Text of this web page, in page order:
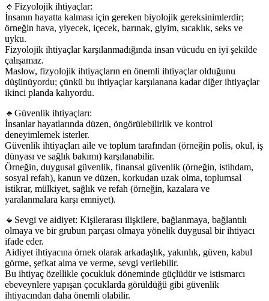
🔹Fizyolojik ihtiyaçlar:
İnsanın hayatta kalması için gereken biyolojik gereksinimlerdir;
örneğin hava, yiyecek, içecek, barınak, giyim, sıcaklık, seks ve
uyku.
Fizyolojik ihtiyaçlar karşılanmadığında insan vücudu en iyi şekilde
çalışamaz.
Maslow, fizyolojik ihtiyaçların en önemli ihtiyaçlar olduğunu
düşünüyordu; çünkü bu ihtiyaçlar karşılanana kadar diğer ihtiyaçlar
ikinci planda kalıyordu.
🔹Güvenlik ihtiyaçları:
İnsanlar hayatlarında düzen, öngörülebilirlik ve kontrol
deneyimlemek isterler.
Güvenlik ihtiyaçları aile ve toplum tarafından (örneğin polis, okul, iş
dünyası ve sağlık bakımı) karşılanabilir.
Örneğin, duygusal güvenlik, finansal güvenlik (örneğin, istihdam,
sosyal refah), kanun ve düzen, korkudan uzak olma, toplumsal
istikrar, mülkiyet, sağlık ve refah (örneğin, kazalara ve
yaralanmalara karşı emniyet).
🔹Sevgi ve aidiyet: Kişilerarası ilişkilere, bağlanmaya, bağlantılı
olmaya ve bir grubun parçası olmaya yönelik duygusal bir ihtiyacı
ifade eder.
Aidiyet ihtiyacına örnek olarak arkadaşlık, yakınlık, güven, kabul
görme, şefkat alma ve verme, sevgi verilebilir.
Bu ihtiyaç özellikle çocukluk döneminde güçlüdür ve istismarcı
ebeveynlere yapışan çocuklarda görüldüğü gibi güvenlik
ihtiyacından daha önemli olabilir.